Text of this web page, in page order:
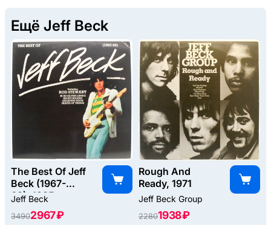
Ещё Jeff Beck
The Best Of Jeff
Beck (1967-
69), 1985
Jeff Beck
34902967 ₽
Rough And
Ready, 1971
Jeff Beck Group
22801938 ₽